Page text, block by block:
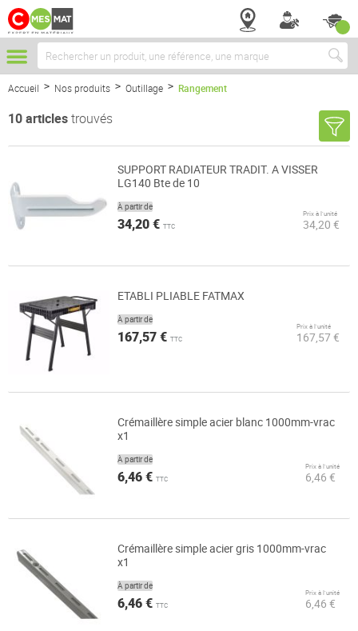
Chercher
Accueil Nos produits Outillage Rangement
10articlestrouvés
SUPPORT RADIATEUR TRADIT. A VISSER
LG140 Bte de 10
À partir de
34,20 € TTC
Prix à l’unité
34,20 €
ETABLI PLIABLE FATMAX
À partir de
167,57 € TTC
Prix à l’unité
167,57 €
Crémaillère simple acier blanc 1000mm-vrac
x1
À partir de
6,46 € TTC
Prix à l’unité
6,46 €
Crémaillère simple acier gris 1000mm-vrac
x1
À partir de
6,46 € TTC
Prix à l’unité
6,46 €